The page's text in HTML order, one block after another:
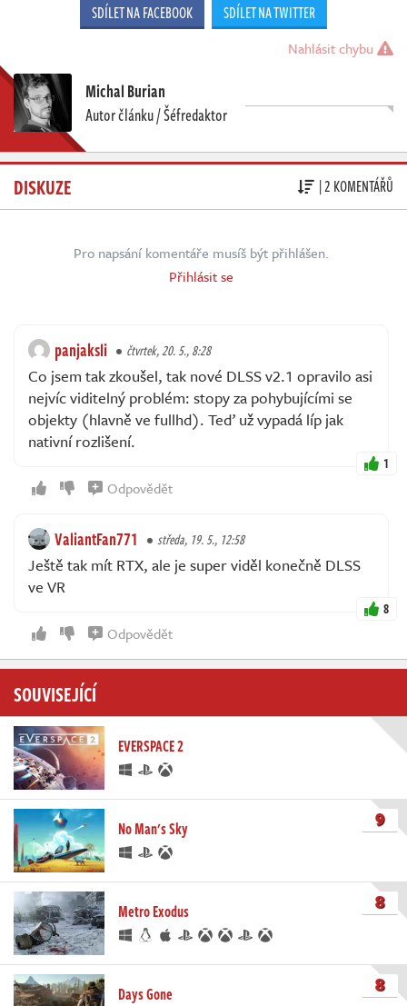
SDÍLET NA FACEBOOK SDÍLET NA TWITTER
Nahlásit chybu
Michal Burian
Autor článku / Šéfredaktor
DISKUZE | 2 KOMENTÁŘŮ
Pro napsání komentáře musíš být přihlášen.
Přihlásit se
panjaksli čtvrtek, 20. 5., 8:28
Co jsem tak zkoušel, tak nové DLSS v2.1 opravilo asi
nejvíc viditelný problém: stopy za pohybujícími se
objekty (hlavně ve fullhd). Teď už vypadá líp jak
nativní rozlišení.
1
Odpovědět
ValiantFan771 středa, 19. 5., 12:58
Ještě tak mít RTX, ale je super viděl konečně DLSS
ve VR
8
Odpovědět
SOUVISEJÍCÍ
EVERSPACE 2
No Man's Sky 9
Metro Exodus 8
Days Gone 8